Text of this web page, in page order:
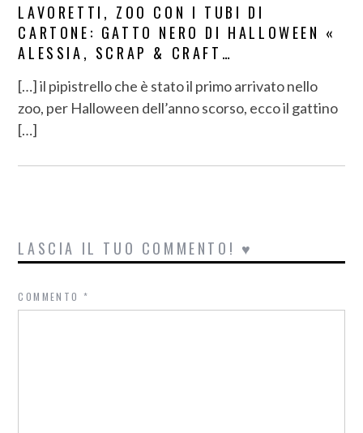
LAVORETTI, ZOO CON I TUBI DI
CARTONE: GATTO NERO DI HALLOWEEN «
ALESSIA, SCRAP & CRAFT…
[…] il pipistrello che è stato il primo arrivato nello
zoo, per Halloween dell’anno scorso, ecco il gattino
[…]
LASCIA IL TUO COMMENTO! ♥
COMMENTO*